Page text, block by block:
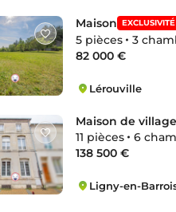
Maison EXCLUSIVITÉ
5 pièces 3
82 000 €
Lérouville
Maison de village
11 pièces
6
138 500 €
Ligny-en-